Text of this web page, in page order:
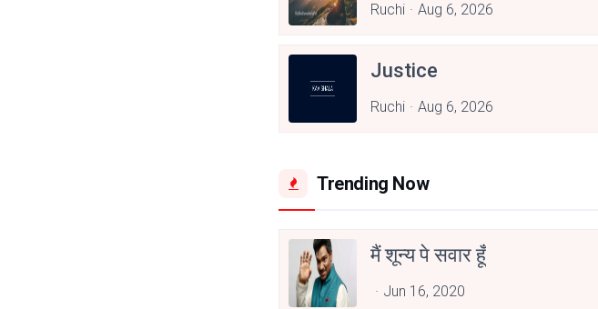
Ruchi Aug 6, 2026
Justice
Ruchi Aug 6, 2026
Trending Now
मैं शून्य पे सवार हूँ
Jun 16, 2020